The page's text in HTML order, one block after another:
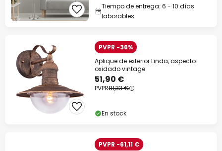
Tiempo de entrega: 6 - 10 días
laborables
PVPR -36%
Aplique de exterior Linda, aspecto
oxidado vintage
51,90 €
PVPR81,33 €
En stock
PVPR -61,11 €